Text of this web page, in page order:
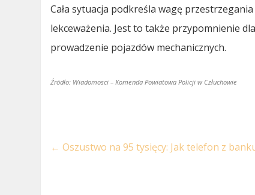
Cała sytuacja podkreśla wagę
lekceważenia. Jest to także przypomnienie
prowadzenie pojazdów mechanicznych.
Źródło: Wiadomosci – Komenda Powiatowa Policji w Człuchowie
← Oszustwo na 95 tysięcy: Jak telefon z